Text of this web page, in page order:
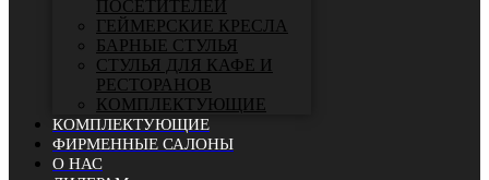
ПОСЕТИТЕЛЕЙ
ГЕЙМЕРСКИЕ КРЕСЛА
БАРНЫЕ СТУЛЬЯ
CТУЛЬЯ ДЛЯ КАФЕ И
РЕСТОРАНОВ
КОМПЛЕКТУЮЩИЕ
КОМПЛЕКТУЮЩИЕ
ФИРМЕННЫЕ САЛОНЫ
О НАС